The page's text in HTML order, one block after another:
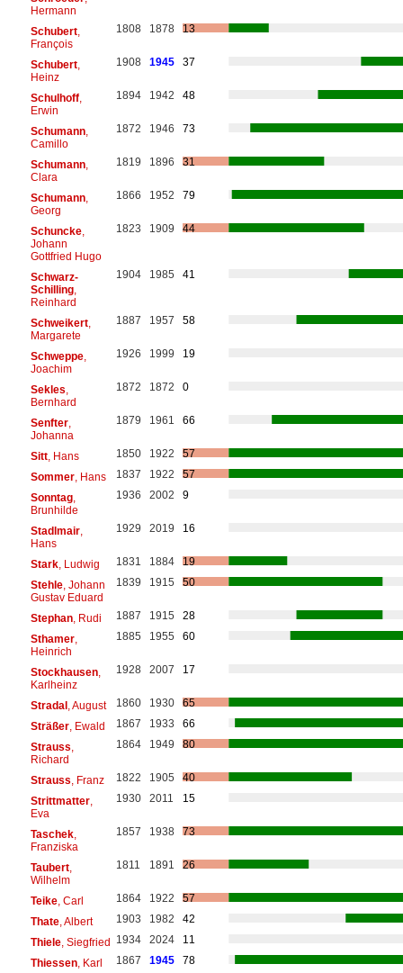
Hermann
Schubert,
François
1808 1878 13
Schubert,
Heinz
1908 1945 37
Schulhoff,
Erwin
1894 1942 48
Schumann,
Camillo
1872 1946 73
Schumann,
Clara
1819 1896 31
Schumann,
Georg
1866 1952 79
Schuncke,
Johann
Gottfried Hugo
1823 1909 44
Schwarz-
Schilling,
Reinhard
1904 1985 41
Schweikert,
Margarete
1887 1957 58
Schweppe,
Joachim
1926 1999 19
Sekles
Bernhard
1872 1872 0
Senfter,
Johanna
1879 1961 66
Sitt, Hans 1850 1922
57
Sommer, Hans 1837 1922
57
Sonntag,
Brunhilde
1936 2002 9
Stadlmair,
Hans
1929 2019 16
Stark, Ludwig 1831 1884
19
Stehle, Johann
Gustav Eduard
1839 1915 50
Stephan, Rudi 1887 1915
28
Sthamer,
Heinrich
1885 1955 60
Stockhausen,
Karlheinz
1928 2007 17
Stradal, August 1860 1930
65
Sträßer, Ewald 1867 1933
66
Strauss
Richard
1864 1949 80
Strauss , Franz 1822 1905
40
Strittmatter,
Eva
1930 2011 15
Taschek,
Franziska
1857 1938 73
Taubert,
Wilhelm
1811 1891 26
Teike, Carl 1864 1922
57
Thate, Albert 1903 1982
42
Thiele, Siegfried 1934 2024
11
Thiessen, Karl 1867 1945
78